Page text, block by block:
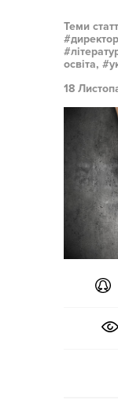
Теми
освіта,
18